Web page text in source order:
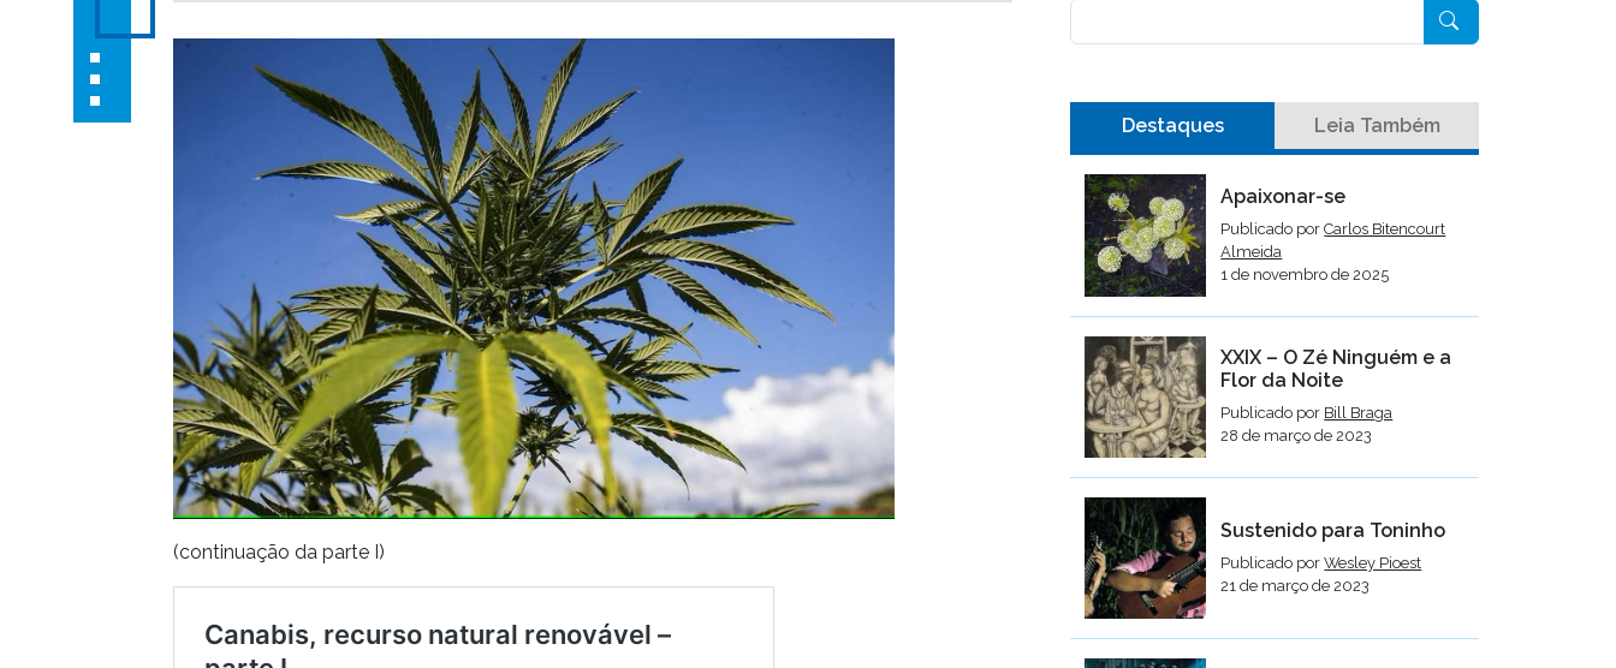
(continuação da parte I)
Destaques Leia Também
Apaixonar-se
Publicado porCarlos Bitencourt
Almeida
1 de novembro de 2025
XXIX – O Zé Ninguém e a
Flor da Noite
Publicado por Bill Braga
28 de março de 2023
Sustenido para Toninho
Publicado porWesley Pioest
21 de março de 2023